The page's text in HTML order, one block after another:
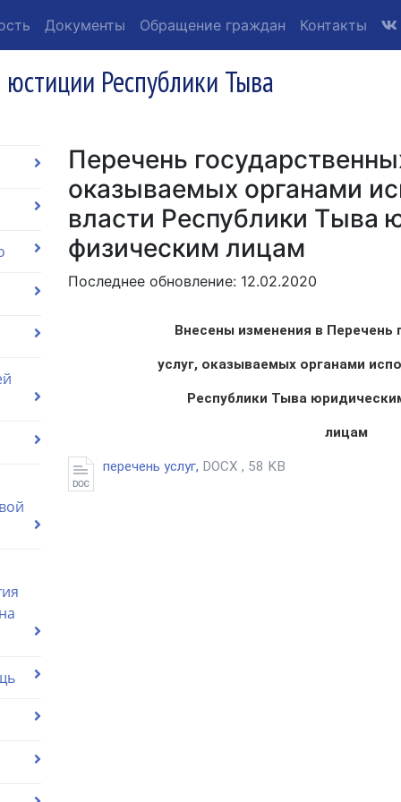
Документы Обращение граждан Контакты
Республики Тыва
Перечень
оказываемых органами
власти Республики Тыва
физическим лицам
Последнее обновление: 12.02.2020
Внесены изменения в Перечень
услуг, оказываемых органами
Республики Тыва
лицам
перечень услуг, DOCX , 58 KB